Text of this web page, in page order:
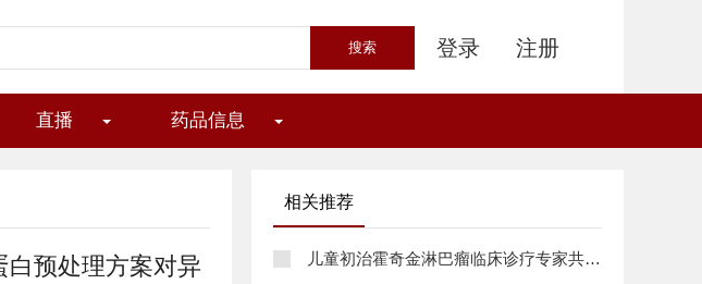
登录 注册
直播 药品信息
白预处理方案对异
相关推荐
儿童初治霍奇金淋巴瘤临床诊疗专家共识